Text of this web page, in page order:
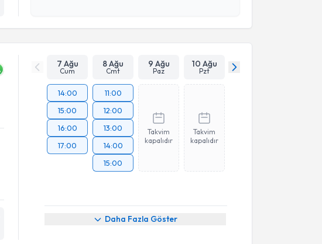
Takvim Talebini Gönder
7 Ağu
Cum
8 Ağu
Cmt
9 Ağu
Paz
10 Ağu
Pzt
14:00
15:00
16:00
17:00
11:00
12:00
13:00
14:00
15:00
Takvim
kapalıdır
Takvim
kapalıdır
Daha Fazla Göster